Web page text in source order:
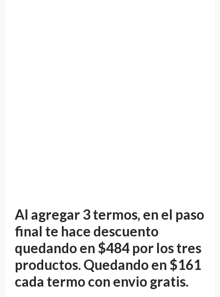
Al agregar 3 termos, en el paso
final te hace descuento
quedando en $484 por los tres
productos. Quedando en $161
cada termo con envio gratis.